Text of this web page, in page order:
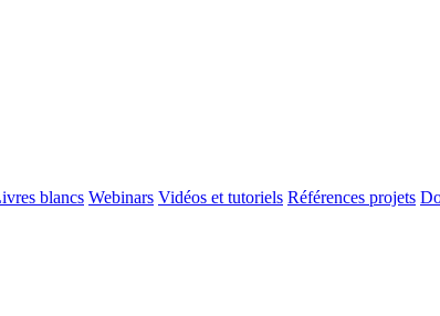
blancs Webinars Vidéos et tutoriels Références projets